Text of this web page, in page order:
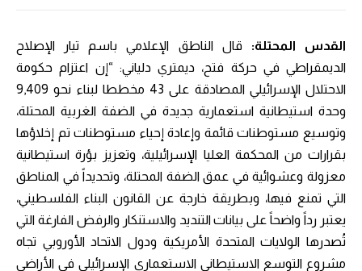
القدس المحتلة: قال الناطق الإعلامي باسم تيار الإصلاح
الديمقراطي في حركة فتح، ديمتري دلياني: “إن اعتزام حكومة
الاحتلال الإسرائيلي المصادقة على 43 مخططا لبناء نحو 9,409
وحدة استيطانية استعمارية جديدة في الضفة الغربية المحتلة،
وتوسيع مستوطنات قائمة وإعادة إحياء مستوطنات تم إخلاؤها
بقرارات من المحكمة العليا الإسرائيلية، وتعزيز بؤرة استيطانية
معزولة وعشوائية في عمق الضفة المحتلة، وتحديداً في المناطق
التي تمنع فيها، وبطريقة خارجة عن القانون البناء الفلسطيني،
يعتبر رداً واضحاً على بيانات التنديد والاستنكار والرفض الفارغة التي
تُصدرها الولايات المتحدة الأمريكية ودول الاتحاد الأوروبي تجاه
مشروع التوسع الاستيطاني الاستعماري الإسرائيلي في الأراضي